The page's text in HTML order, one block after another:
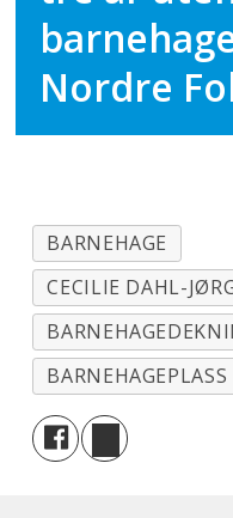
Nordre
BARNEHAGE
CECILIE DAHL-
BARNEHAGEPLASS